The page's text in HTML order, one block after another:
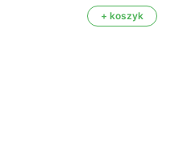
+ koszyk